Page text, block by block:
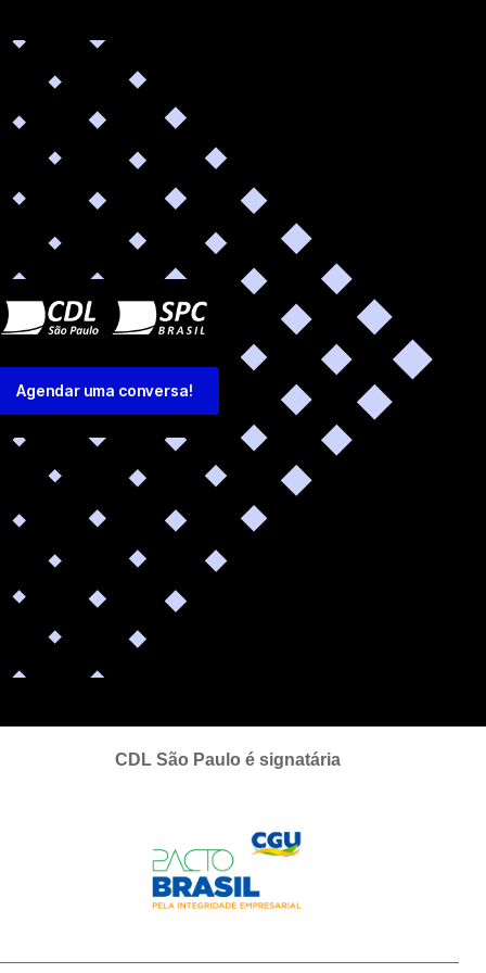
Agendar uma conversa!
CDL São Paulo é signatária